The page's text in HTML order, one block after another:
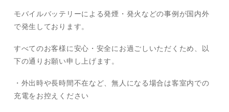
モバイルバッテリーによる発煙・発火などの事例が国内外
で発生しております。
すべてのお客様に安心・安全にお過ごしいただくため、以
下の通りお願い申し上げます。
・外出時や長時間不在など、無人になる場合は客室内での
充電をお控えください